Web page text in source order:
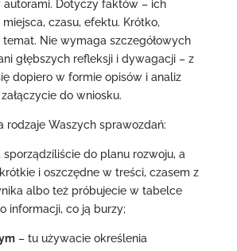
Dotyczy faktów – ich
czasu, efektu. Krótko,
temat. Nie wymaga szczegółowych
głębszych refleksji i dywagacji – z
dopiero w formie opisów i analiz
do wniosku.
rodzaje Waszych sprawozdań:
sporządziliście do planu rozwoju, a
i oszczędne w treści, czasem z
albo też próbujecie w tabelce
informacji, co ją burzy;
– tu używacie określenia